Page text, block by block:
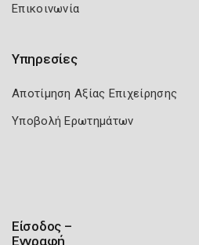
Επικοινωνία
Υπηρεσίες
Αποτίμηση Αξίας Επιχείρησης
Υποβολή Ερωτημάτων
Είσοδος –
Εγγραφή